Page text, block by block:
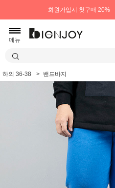
회원가입시 첫구매 20%
메뉴
하의 36-38 밴드바지